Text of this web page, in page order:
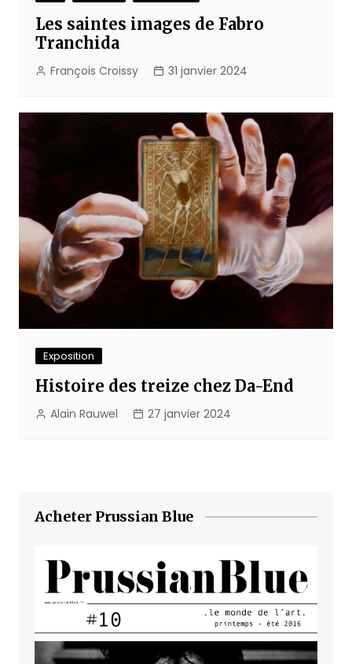
Les saintes images de Fabro
Tranchida
François Croissy 31 janvier 2024
Exposition
Histoire des treize chez Da-End
Alain Rauwel 27 janvier 2024
Acheter Prussian Blue